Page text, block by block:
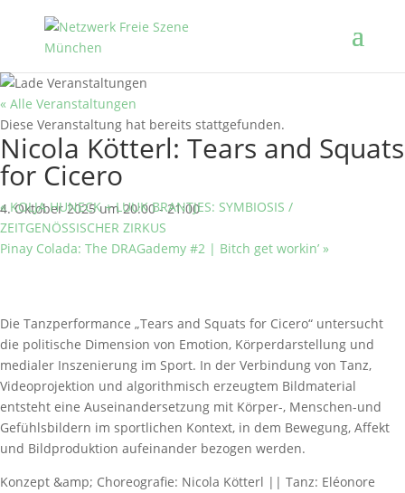
« Alle Veranstaltungen
Diese Veranstaltung hat bereits stattgefunden.
Nicola Kötterl: Tears and Squats
for Cicero
4. Oktober 2025 um 20:00-21:00
«KOLJA HUNECK + LUUK BRANTJES: SYMBIOSIS /
ZEITGENÖSSISCHER ZIRKUS
Pinay Colada: The DRAGademy #2 | Bitch get workin’ »
Die Tanzperformance „Tears and Squats for Cicero“ untersucht
die politische Dimension von Emotion, Körperdarstellung und
medialer Inszenierung im Sport. In der Verbindung von Tanz,
Videoprojektion und algorithmisch erzeugtem Bildmaterial
entsteht eine Auseinandersetzung mit Körper-, Menschen-und
Gefühlsbildern im sportlichen Kontext, in dem Bewegung, Affekt
und Bildproduktion aufeinander bezogen werden.
Konzept &amp; Choreografie: Nicola Kötterl || Tanz: Eléonore